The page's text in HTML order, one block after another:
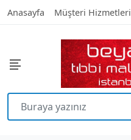
Anasayfa Müşteri Hizmetleri